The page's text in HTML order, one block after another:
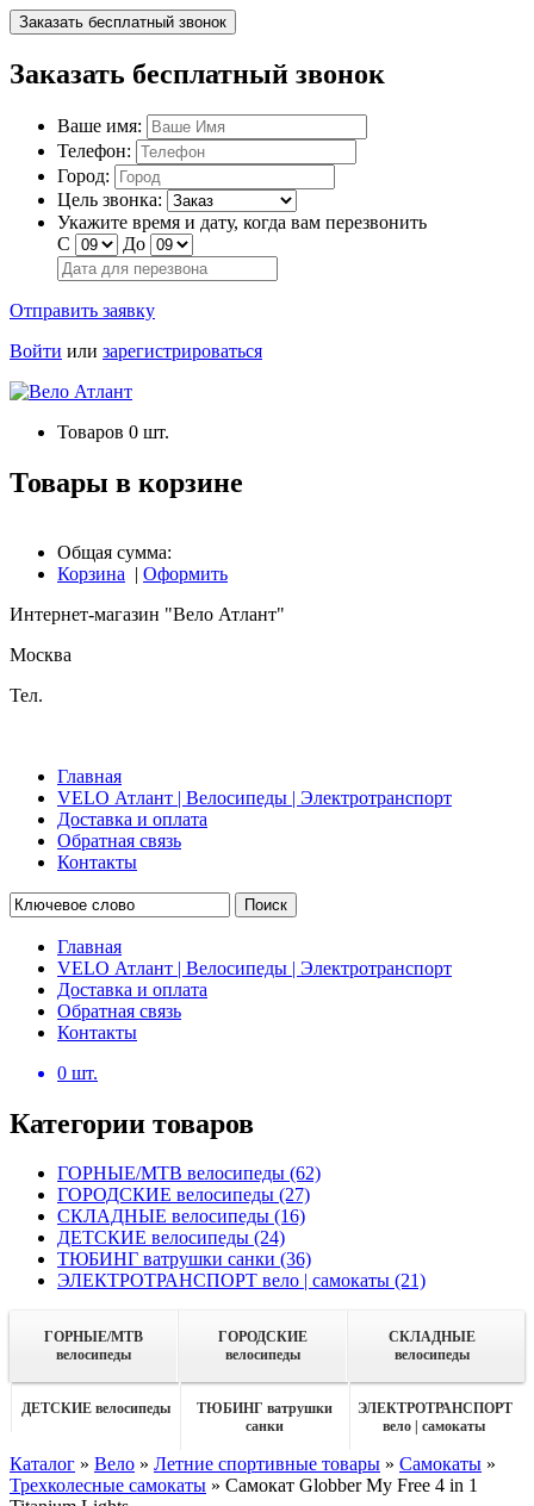
Заказать бесплатный звонок
Заказать бесплатный звонок
Ваше имя:
Телефон:
Город:
Цель звонка:
Укажите время и дату, когда вам перезвонить
С
До
Отправить заявку
Войти или зарегистрироваться
Товаров 0 шт.
Товары в корзине
Общая сумма:
Корзина | Оформить
Интернет-магазин "Вело Атлант"
Москва
Тел.
Главная
VELO Атлант | Велосипеды | Электротранспорт
Доставка и оплата
Обратная связь
Контакты
Поиск
Главная
VELO Атлант | Велосипеды | Электротранспорт
Доставка и оплата
Обратная связь
Контакты
0 шт.
Категории товаров
ГОРНЫЕ/MTB велосипеды (62)
ГОРОДСКИЕ велосипеды (27)
СКЛАДНЫЕ велосипеды (16)
ДЕТСКИЕ велосипеды (24)
ТЮБИНГ ватрушки санки (36)
ЭЛЕКТРОТРАНСПОРТ вело | самокаты (21)
ГОРНЫЕ/MTB
велосипеды
ГОРОДСКИЕ
велосипеды
СКЛАДНЫЕ
велосипеды
ДЕТСКИЕ велосипеды
ТЮБИНГ ватрушки
санки
ЭЛЕКТРОТРАНСПОРТ
вело | самокаты
Каталог » Вело » Летние спортивные товары » Самокаты »
Трехколесные самокаты » Самокат Globber My Free 4 in 1